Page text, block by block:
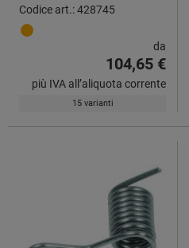
Codice art.: 428745
da
104,65 €
più IVA all’aliquota corrente
15 varianti